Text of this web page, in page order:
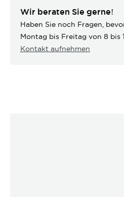
Wir beraten Sie gerne!
Haben Sie noch Fragen,
Montag bis Freitag von 8 bis
Kontakt aufnehmen